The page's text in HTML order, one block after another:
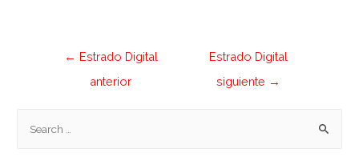
← Estrado Digital
anterior
Estrado Digital
siguiente →